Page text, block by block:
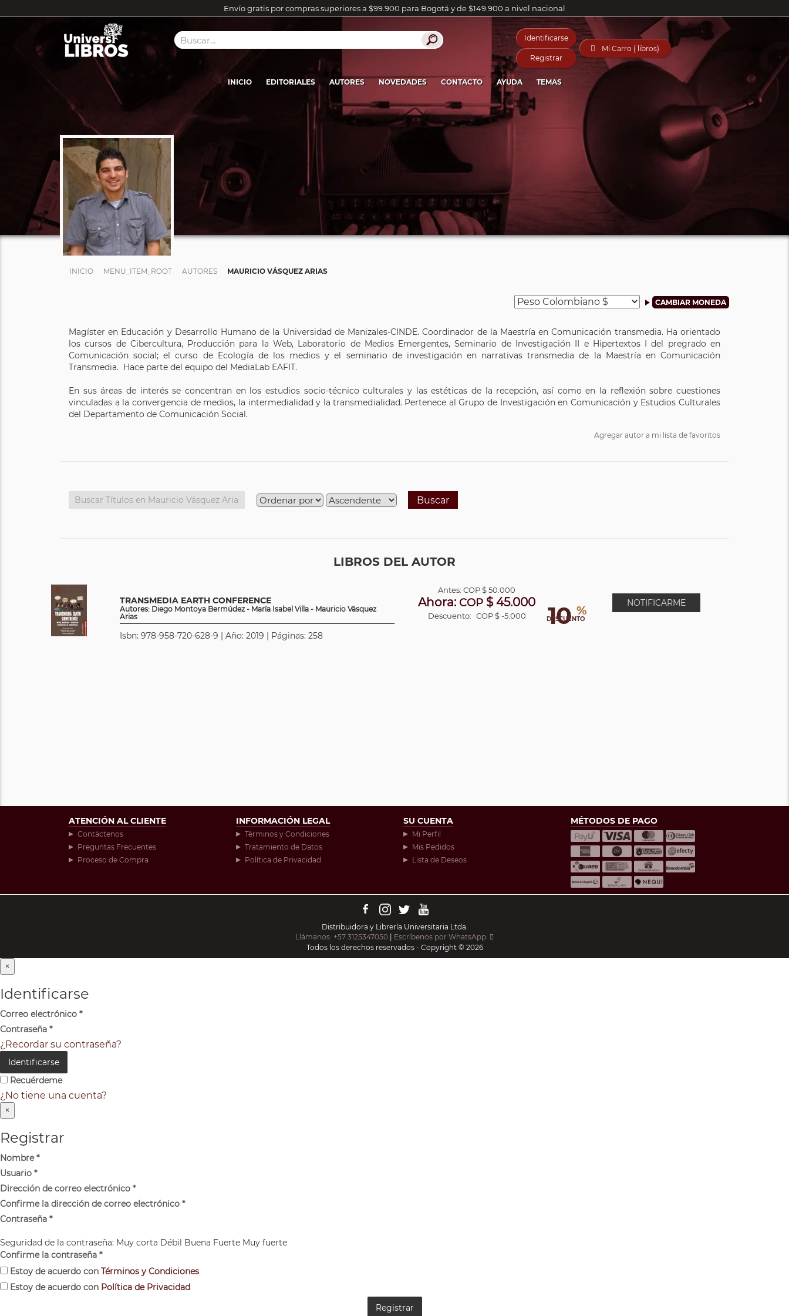
Envío gratis por compras superiores a $99.900 para Bogotá y de $149.900 a nivel nacional
Identificarse
Registrar
 Mi Carro ( libros)
INICIO EDITORIALES AUTORES NOVEDADES CONTACTO AYUDA TEMAS
INICIO MENU_ITEM_ROOT AUTORES MAURICIO VÁSQUEZ ARIAS
Magíster en Educación y Desarrollo Humano de la Universidad de Manizales-CINDE.​​ Coordinador de la Maestría en Comunicación transmedia. Ha orientado
los cursos de Cibercultura, Producción para la Web, Laboratorio de Medios Emergentes, Seminario de Investigación II e Hipertextos I del pregrado en
Comunicación social; el curso de Ecología de los medios y el seminario de investigación en narrativas transmedia de la Maestría en Comunicación
Transmedia. Hace parte del equipo del MediaLab EAFIT.
En sus áreas de interés se concentran en los estudios socio-técnico culturales y las estéticas de la recepción, así como en la reflexión sobre cuestiones
vinculadas a la convergencia de medios, la intermedialidad y la transmedialidad. Pertenece al Grupo de Investigación en Comunicación y Estudios Culturales
del Departamento de Comunicación Social.
Agregar autor a mi lista de favoritos
Buscar
LIBROS DEL AUTOR
TRANSMEDIA EARTH CONFERENCE
Autores: Diego Montoya Bermúdez - María Isabel Villa - Mauricio Vásquez
Arias
Isbn: 978-958-720-628-9 | Año: 2019 | Páginas: 258
10 %
DESCUENTO
Antes:COP$ 50.000
Ahora: COP $ 45.000
Descuento: COP $ -5.000
NOTIFICARME
ATENCIÓN AL CLIENTE
Contáctenos
Preguntas Frecuentes
Proceso de Compra
INFORMACIÓN LEGAL
Términos y Condiciones
Tratamiento de Datos
Política de Privacidad
SU CUENTA
Mi Perfil
Mis Pedidos
Lista de Deseos
MÉTODOS DE PAGO
Distribuidora y Librería Universitaria Ltda.
Llámanos: +57 3125347050
Escríbenos por WhatsApp:
Todos los derechos reservados - Copyright © 2026
×
Identificarse
Correo electrónico *
Contraseña *
¿Recordar su contraseña?
Identificarse
Recuérdeme
¿No tiene una cuenta?
×
Registrar
Nombre*
Usuario *
Dirección de correo electrónico *
Confirme la dirección de correo electrónico *
Contraseña *
Seguridad de la contraseña: Muy corta Débil Buena Fuerte Muy fuerte
Confirme la contraseña *
Estoy de acuerdo con Términos y Condiciones
Estoy de acuerdo con Política de Privacidad
Registrar